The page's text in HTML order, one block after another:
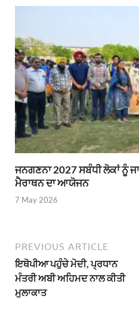
ਜਨਗਣਨਾ 2027 ਸਬੰਧੀ ਲੋਕਾਂ ਨੂੰ
ਮੈਰਾਥਨ ਦਾ ਆਯੋਜਨ
7 May 2026
PREVIOUS ARTICLE
ਇਥੋਪੀਆ ਪਹੁੰਚੇ ਮੋਦੀ, ਪ੍ਰਧਾਨ
ਮੰਤਰੀ ਅਬੀ ਅਹਿਮਦ ਨਾਲ ਕੀਤੀ
ਮੁਲਾਕਾਤ